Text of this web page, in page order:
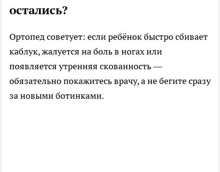
остались?
Ортопед советует: если ребёнок быстро сбивает
каблук, жалуется на боль в ногах или
появляется утренняя скованность —
обязательно покажитесь врачу, а не бегите сразу
за новыми ботинками.